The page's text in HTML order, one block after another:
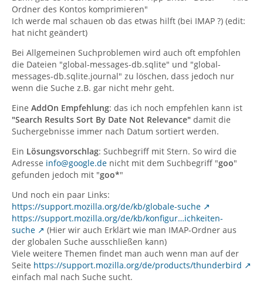
Ordner des Kontos komprimieren"
Ich werde mal schauen ob das etwas hilft (bei IMAP ?) (edit:
hat nicht geändert)
Bei Allgemeinen Suchproblemen wird auch oft empfohlen
die Dateien "global-messages-db.sqlite" und "global-
messages-db.sqlite.journal" zu löschen, dass jedoch nur
wenn die Suche z.B. gar nicht mehr geht.
Eine AddOn Empfehlung: das ich noch empfehlen kann ist
"Search Results Sort By Date Not Relevance" damit die
Suchergebnisse immer nach Datum sortiert werden.
Ein Lösungsvorschlag: Suchbegriff mit Stern. So wird die
Adresse info@google.de nicht mit dem Suchbegriff "goo"
gefunden jedoch mit "goo*"
Und noch ein paar Links:
https://support.mozilla.org/de/kb/globale-suche
https://support.mozilla.org/de/kb/konfigur…ichkeiten-
suche
(Hier wir auch Erklärt wie man IMAP-Ordner aus
der globalen Suche ausschließen kann)
Viele weitere Themen findet man auch wenn man auf der
Seite https://support.mozilla.org/de/products/thunderbird
einfach mal nach Suche sucht.